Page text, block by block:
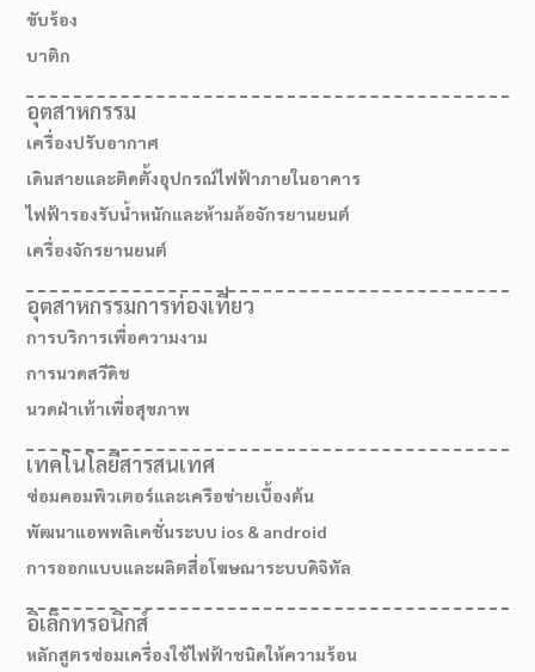
ขับร้อง
บาติก
อุตสาหกรรม
เครื่องปรับอากาศ
เดินสายและติดตั้งอุปกรณ์ไฟฟ้าภายในอาคาร
ไฟฟ้ารองรับน้ำหนักและห้ามล้อจักรยานยนต์
เครื่องจักรยานยนต์
อุตสาหกรรมการท่องเที่ยว
การบริการเพื่อความงาม
การนวดสวีดิช
นวดฝ่าเท้าเพื่อสุขภาพ
เทคโนโลยีสารสนเทศ
ซ่อมคอมพิวเตอร์และเครือข่ายเบื้องต้น
พัฒนาแอพพลิเคชั่นระบบ ios & android
การออกแบบและผลิตสื่อโฆษณาระบบดิจิทัล
อิเล็กทรอนิกส์
หลักสูตรซ่อมเครื่องใช้ไฟฟ้าชนิดให้ความร้อน